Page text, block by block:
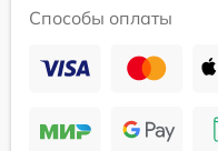
Способы оплаты